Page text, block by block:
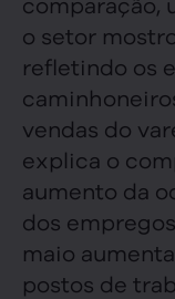
o setor
refletindo os
vendas do
explica o
aumento da
dos
maio
postos de